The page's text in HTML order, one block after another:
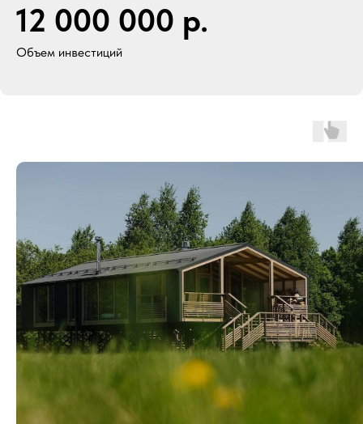
Объем инвестиций
12 000 000 р.